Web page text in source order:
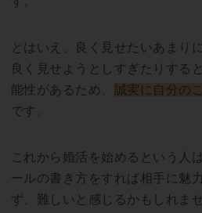
とはいえ、良く見せたいあまり
良く見せようとしすぎたりする
能性があるため、 誠実に自分の
です。
これから婚活を始めるという人
ールの書き方をすれば相手に魅
ず、難しいと感じるかもしれませ